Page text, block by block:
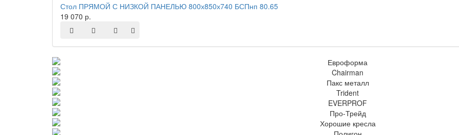
Стол ПРЯМОЙ С НИЗКОЙ ПАНЕЛЬЮ 800х850х740 БСПнп 80.65
19 070 р.